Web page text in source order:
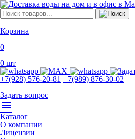
Корзина
0
0 шт
+7(928) 576-20-81 +7(989) 876-30-02
Задать вопрос
menu
Каталог
О компании
Лицензии